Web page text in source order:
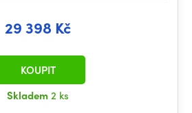
29 398 Kč
Skladem2 ks
KOUPIT